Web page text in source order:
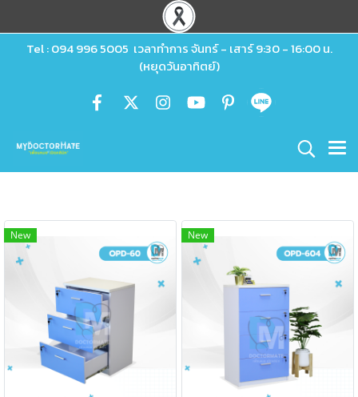
Tel : 094 996 5005 เวลาทำการ จันทร์ - เสาร์ 9:30 - 16:00 น.
(หยุดวันอาทิตย์)
New New